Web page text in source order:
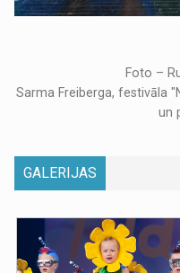
Foto –
Sarma Freiberga, festivāla
un
GALERIJAS